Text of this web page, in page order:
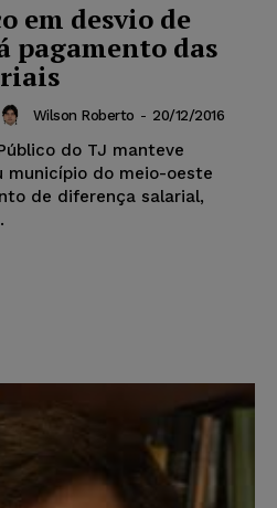
em desvio de
pagamento das
Wilson Roberto - 20/12/2016
do TJ manteve
município do meio-oeste
de diferença salarial,